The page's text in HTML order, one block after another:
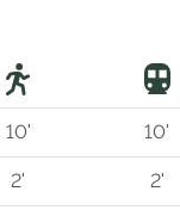
10' 10'
2' 2'